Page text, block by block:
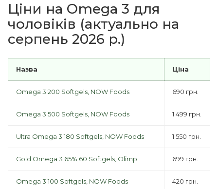
Ціни на Omega 3 для
чоловіків (актуально на
серпень 2026 р.)
Назва Ціна
Omega 3 200 Softgels, NOW Foods 690 грн.
Omega 3 500 Softgels, NOW Foods 1 499 грн.
Ultra Omega 3 180 Softgels, NOW Foods 1 550 грн.
Gold Omega 3 65% 60 Softgels, Olimp 699 грн.
Omega 3 100 Softgels, NOW Foods 420 грн.